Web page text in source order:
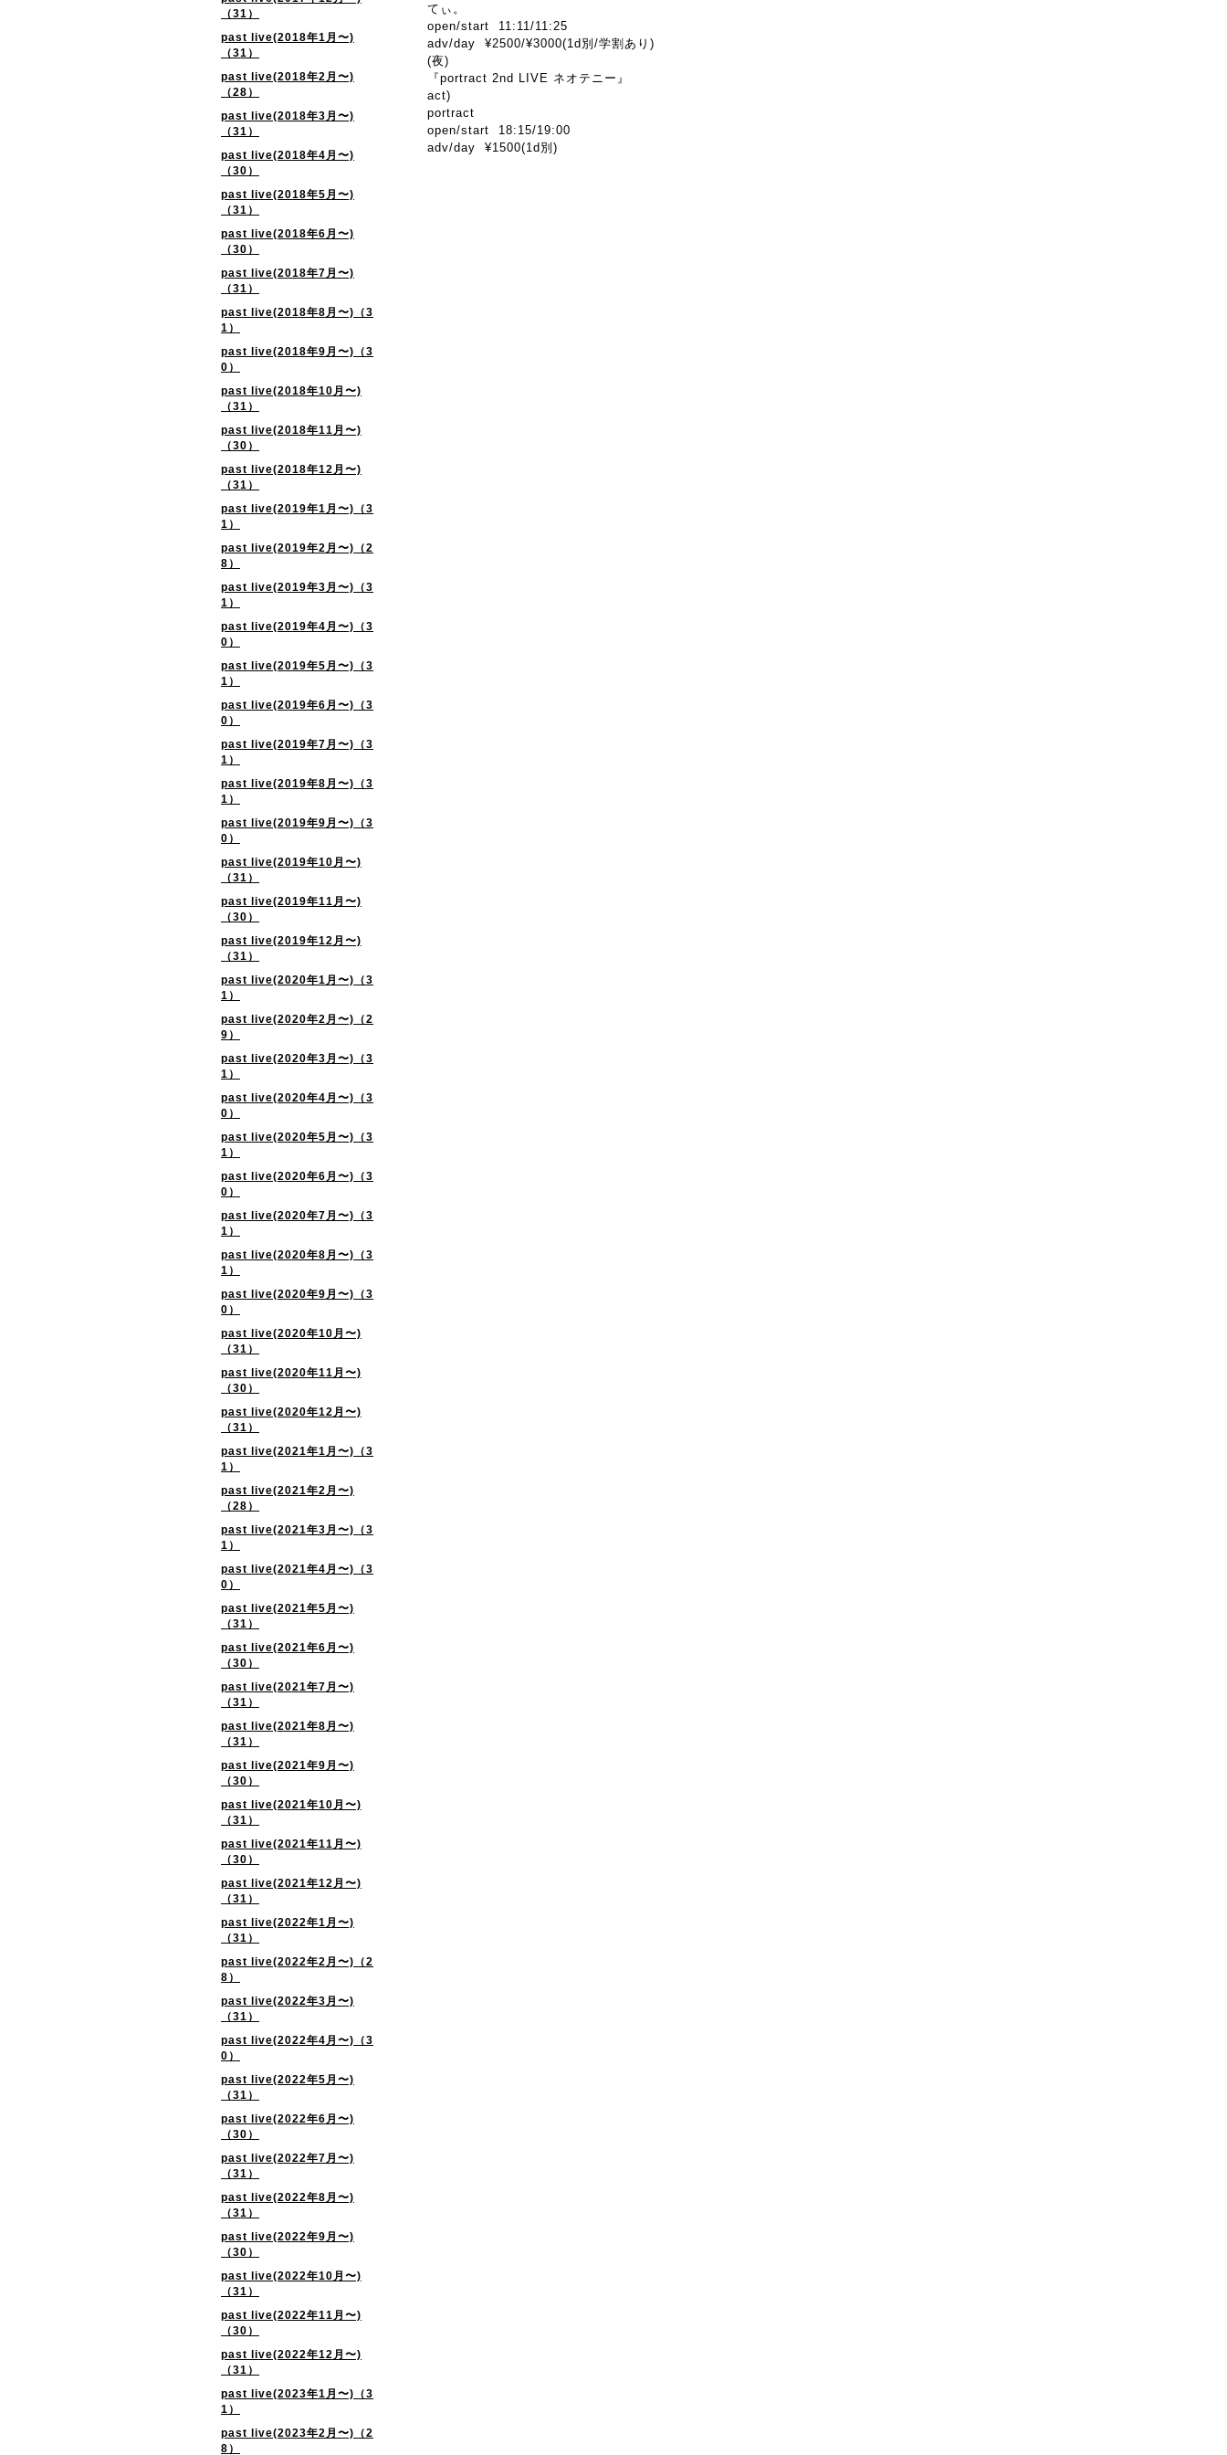
（31）
past live(2018年1月〜)
（31）
past live(2018年2月〜)
（28）
past live(2018年3月〜)
（31）
past live(2018年4月〜)
（30）
past live(2018年5月〜)
（31）
past live(2018年6月〜)
（30）
past live(2018年7月〜)
（31）
past live(2018年8月〜)（3
1）
past live(2018年9月〜)（3
0）
past live(2018年10月〜)
（31）
past live(2018年11月〜)
（30）
past live(2018年12月〜)
（31）
past live(2019年1月〜)（3
1）
past live(2019年2月〜)（2
8）
past live(2019年3月〜)（3
1）
past live(2019年4月〜)（3
0）
past live(2019年5月〜)（3
1）
past live(2019年6月〜)（3
0）
past live(2019年7月〜)（3
1）
past live(2019年8月〜)（3
1）
past live(2019年9月〜)（3
0）
past live(2019年10月〜)
（31）
past live(2019年11月〜)
（30）
past live(2019年12月〜)
（31）
past live(2020年1月〜)（3
1）
past live(2020年2月〜)（2
9）
past live(2020年3月〜)（3
1）
past live(2020年4月〜)（3
0）
past live(2020年5月〜)（3
1）
past live(2020年6月〜)（3
0）
past live(2020年7月〜)（3
1）
past live(2020年8月〜)（3
1）
past live(2020年9月〜)（3
0）
past live(2020年10月〜)
（31）
past live(2020年11月〜)
（30）
past live(2020年12月〜)
（31）
past live(2021年1月〜)（3
1）
past live(2021年2月〜)
（28）
past live(2021年3月〜)（3
1）
past live(2021年4月〜)（3
0）
past live(2021年5月〜)
（31）
past live(2021年6月〜)
（30）
past live(2021年7月〜)
（31）
past live(2021年8月〜)
（31）
past live(2021年9月〜)
（30）
past live(2021年10月〜)
（31）
past live(2021年11月〜)
（30）
past live(2021年12月〜)
（31）
past live(2022年1月〜)
（31）
past live(2022年2月〜)（2
8）
past live(2022年3月〜)
（31）
past live(2022年4月〜)（3
0）
past live(2022年5月〜)
（31）
past live(2022年6月〜)
（30）
past live(2022年7月〜)
（31）
past live(2022年8月〜)
（31）
past live(2022年9月〜)
（30）
past live(2022年10月〜)
（31）
past live(2022年11月〜)
（30）
past live(2022年12月〜)
（31）
past live(2023年1月〜)（3
1）
past live(2023年2月〜)（2
8）
てぃ。
open/start 11:11/11:25
adv/day ¥2500/¥3000(1d別/学割あり)
(夜)
『portract 2nd LIVE ネオテニー』
act)
portract
open/start 18:15/19:00
adv/day ¥1500(1d別)